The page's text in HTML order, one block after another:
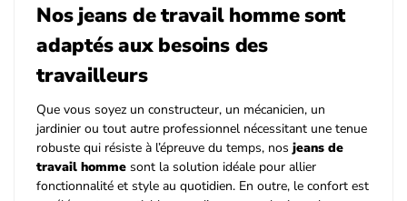
Nos jeans de travail homme sont
adaptés aux besoins des
travailleurs
Que vous soyez un constructeur, un mécanicien, un
jardinier ou tout autre professionnel nécessitant une tenue
robuste qui résiste à l’épreuve du temps, nos jeans de
travail homme sont la solution idéale pour allier
fonctionnalité et style au quotidien. En outre, le confort est